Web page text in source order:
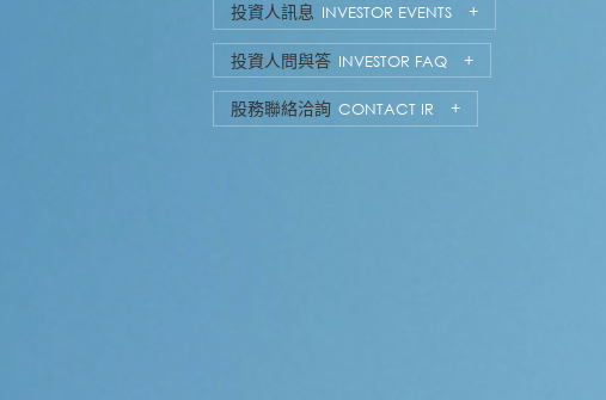
投資人訊息 INVESTOR EVENTS
投資人問與答 INVESTOR FAQ
股務聯絡洽詢 CONTACT IR